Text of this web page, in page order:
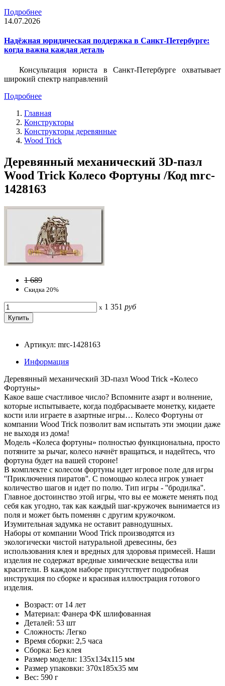
Подробнее
14.07.2026
Надёжная юридическая поддержка в Санкт-Петербурге:
когда важна каждая деталь
Консультация юриста в Санкт-Петербурге охватывает
широкий спектр направлений
Подробнее
Главная
Конструкторы
Конструкторы деревянные
Wood Trick
Деревянный механический 3D-пазл
Wood Trick Колесо Фортуны /Код mrc-
1428163
1 689
Скидка 20%
x 1 351 руб
Артикул: mrc-1428163
Информация
Деревянный механический 3D-пазл Wood Trick «Колесо
Фортуны»
Какое ваше счастливое число? Вспомните азарт и волнение,
которые испытываете, когда подбрасываете монетку, кидаете
кости или играете в азартные игры… Колесо Фортуны от
компании Wood Trick позволит вам испытать эти эмоции даже
не выходя из дома!
Модель «Колеса фортуны» полностью функциональна, просто
потяните за рычаг, колесо начнёт вращаться, и надейтесь, что
фортуна будет на вашей стороне!
В комплекте с колесом фортуны идет игровое поле для игры
''Приключения пиратов''. С помощью колеса игрок узнает
количество шагов и идет по полю. Тип игры - ''бродилка''.
Главное достоинство этой игры, что вы ее можете менять под
себя как угодно, так как каждый шаг-кружочек вынимается из
поля и может быть поменян с другим кружочком.
Изумительная задумка не оставит равнодушных.
Наборы от компании Wood Trick производятся из
экологически чистой натуральной древесины, без
использования клея и вредных для здоровья примесей. Наши
изделия не содержат вредные химические вещества или
красители. В каждом наборе присутствует подробная
инструкция по сборке и красивая иллюстрация готового
изделия.
Возраст: от 14 лет
Материал: Фанера ФК шлифованная
Деталей: 53 шт
Сложность: Легко
Время сборки: 2,5 часа
Сборка: Без клея
Размер модели: 135x134x115 мм
Размер упаковки: 370x185x35 мм
Вес: 590 г